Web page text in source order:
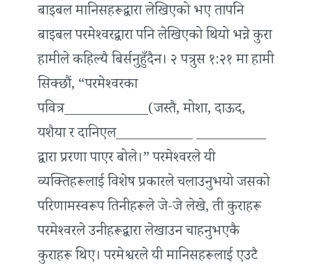
बाइबल मानिसहरूद्वारा लेखिएको भए तापनि
बाइबल परमेश्‍वरद्वारा पनि लेखिएको थियो भन्ने कुरा
हामीले कहिल्यै बिर्सनुहुँदैन। २ पत्रुस १:२१ मा हामी
सिक्छौं, “परमेश्‍वरका
पवित्र____________(जस्तै, मोशा, दाऊद,
यशैया र दानिएल___________ __________
द्वारा प्ररणा पाएर बोले।” परमेश्‍वरले यी
व्यक्तिहरूलाई विशेष प्रकारले चलाउनुभयो जसको
परिणामस्वरूप तिनीहरूले जे-जे लेखे, ती कुराहरू
परमेश्‍वरले उनीहरूद्वारा लेखाउन चाहनुभएकै
कुराहरू थिए। परमेश्वरले यी मानिसहरूलाई एउटै